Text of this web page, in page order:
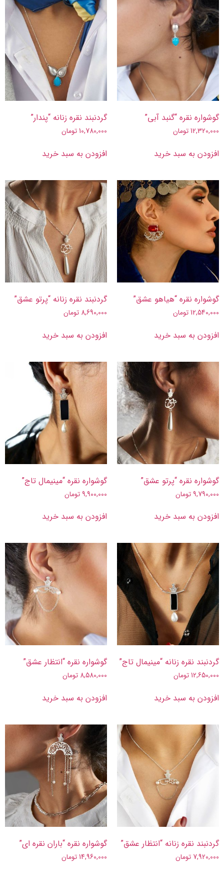
گوشواره نقره “گنبد آبی”
12,320,000تومان
افزودن به سبد خرید
گردنبند نقره زنانه “پندار”
10,780,000تومان
افزودن به سبد خرید
گوشواره نقره “هیاهو عشق”
12,540,000تومان
افزودن به سبد خرید
گردنبند نقره زنانه “پرتو عشق”
8,690,000 تومان
افزودن به سبد خرید
گوشواره نقره “پرتو عشق”
9,790,000تومان
افزودن به سبد خرید
گوشواره نقره “مینیمال تاج”
9,900,000تومان
افزودن به سبد خرید
گردنبند نقره زنانه “مینیمال تاج”
12,650,000تومان
افزودن به سبد خرید
گوشواره نقره “انتظار عشق”
8,580,000 تومان
افزودن به سبد خرید
گردنبند نقره زنانه “انتظار عشق”
7,920,000 تومان
گوشواره نقره “باران نقره ای”
14,960,000تومان